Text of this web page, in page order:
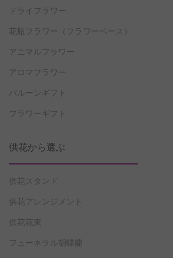
ドライフラワー
花瓶フラワー （フラワーベース）
アニマルフラワー
アロマフラワー
バルーンギフト
フラワーギフト
供花から選ぶ
供花スタンド
供花アレンジメント
供花花束
フューネラル胡蝶蘭